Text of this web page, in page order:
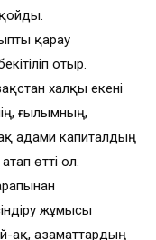
қарау
отыр.
халқы екені
ғылымның,
адами капиталдың
өтті ол.
жұмысы
ақ, азаматтардың